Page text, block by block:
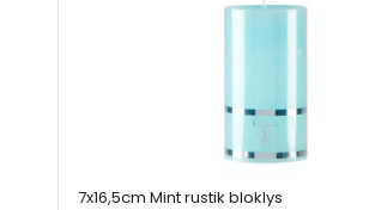
7x16,5cm Mint rustik bloklys